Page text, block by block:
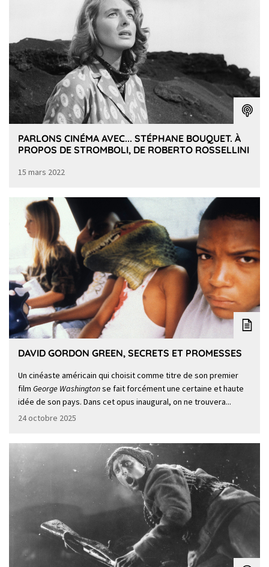
PARLONS CINÉMA AVEC... STÉPHANE BOUQUET. À
PROPOS DE STROMBOLI, DE ROBERTO ROSSELLINI
15 mars 2022
DAVID GORDON GREEN, SECRETS ET PROMESSES
Un cinéaste américain qui choisit comme titre de son premier
film George Washingtonse fait forcément une certaine et haute
idée de son pays. Dans cet opus inaugural, on ne trouvera...
24 octobre 2025